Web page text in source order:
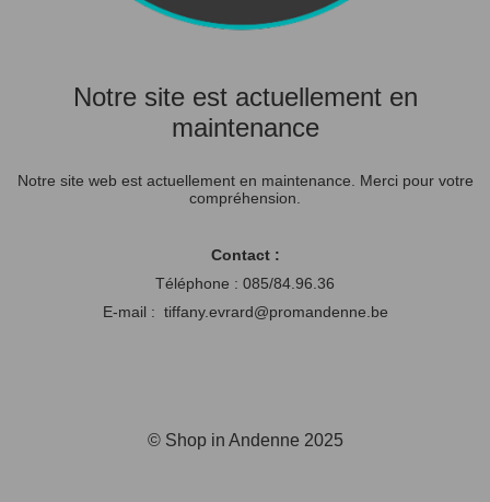
Notre site est actuellement en
maintenance
Notre site web est actuellement en maintenance. Merci pour votre
compréhension.
Contact :
Téléphone : 085/84.96.36
E-mail : tiffany.evrard@promandenne.be
© Shop in Andenne 2025